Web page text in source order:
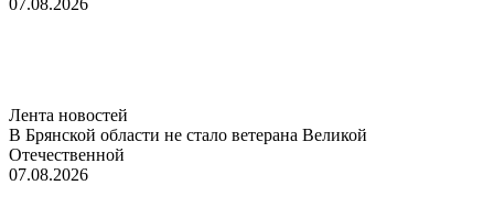
Лента новостей
В Брянской области не стало ветерана Великой
Отечественной
07.08.2026